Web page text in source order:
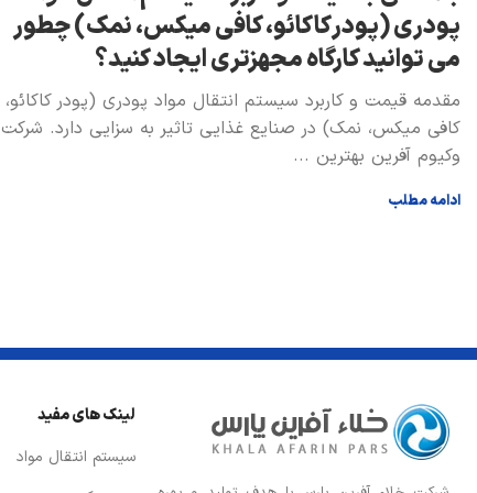
پودری (پودر کاکائو، کافی میکس، نمک) چطور
می توانيد كارگاه مجهزتری ايجاد كنيد؟
مقدمه قیمت و کاربرد سیستم انتقال مواد پودری (پودر کاکائو،
کافی میکس، نمک) در صنايع غذايی تاثير به سزايی دارد. شرکت
وکیوم آفرین بهترین ...
ادامه مطلب
لینک های مفید
سیستم انتقال مواد